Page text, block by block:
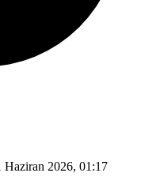
Haziran 2026, 01:17